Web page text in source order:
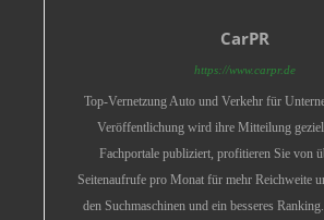
CarPR
https://www.carpr.de
Top-Vernetzung Auto und Verkehr für
Veröffentlichung wird ihre Mitteilung
Fachportale publiziert, profitieren Sie von
Seitenaufrufe pro Monat für mehr Reichweite
den Suchmaschinen und ein besseres